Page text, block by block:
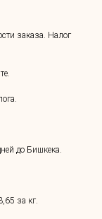
заказа. Налог
до Бишкека.
за кг.